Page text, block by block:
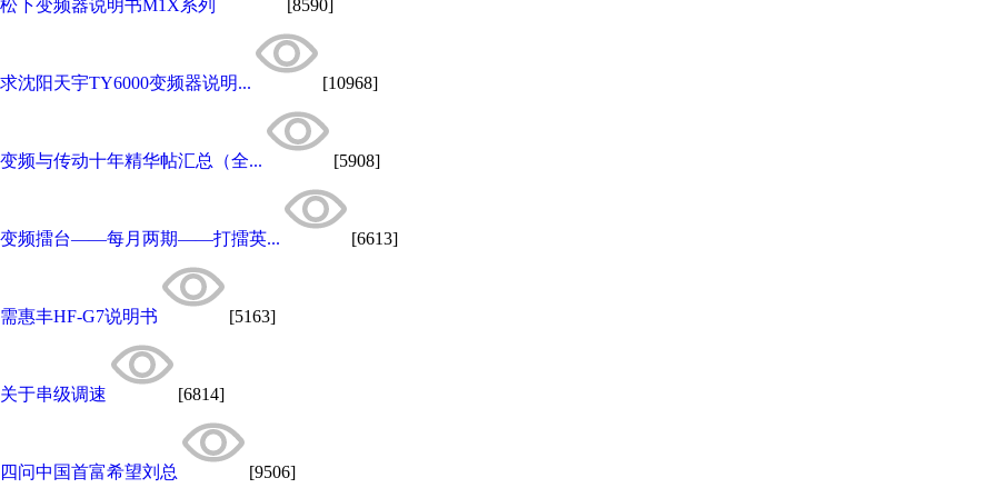
松下变频器说明书M1X系列 [8590]
求沈阳天宇TY6000变频器说明... [10968]
变频与传动十年精华帖汇总（全... [5908]
变频擂台——每月两期——打擂英... [6613]
需惠丰HF-G7说明书 [5163]
关于串级调速 [6814]
四问中国首富希望刘总 [9506]